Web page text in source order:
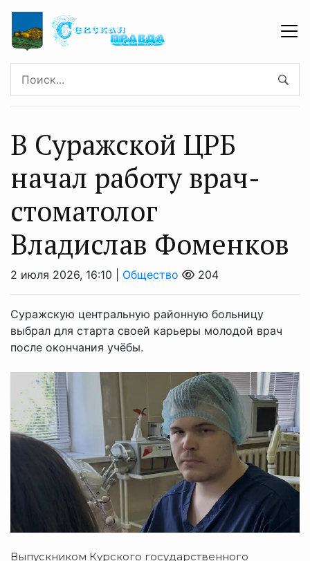
В Суражской ЦРБ
начал работу врач-
стоматолог
Владислав Фоменков
2 июля 2026, 16:10 | Общество 204
Суражскую центральную районную больницу
выбрал для старта своей карьеры молодой врач
после окончания учёбы.
Выпускником Курского государственного